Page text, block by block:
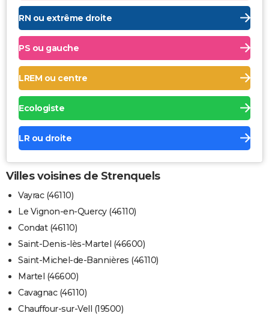
RN ou extrême droite
PS ou gauche
LREM ou centre
Ecologiste
LR ou droite
Villes voisines de Strenquels
Vayrac (46110)
Le Vignon-en-Quercy (46110)
Condat (46110)
Saint-Denis-lès-Martel (46600)
Saint-Michel-de-Bannières (46110)
Martel (46600)
Cavagnac (46110)
Chauffour-sur-Vell (19500)